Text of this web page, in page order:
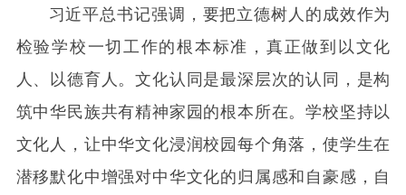
习近平总书记强调，要把立德树人的成效作为
检验学校一切工作的根本标准，真正做到以文化
人、以德育人。文化认同是最深层次的认同，是构
筑中华民族共有精神家园的根本所在。学校坚持以
文化人，让中华文化浸润校园每个角落，使学生在
潜移默化中增强对中华文化的归属感和自豪感，自